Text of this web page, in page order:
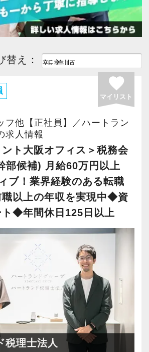
替え：
favorite
マイリスト
フ他【正社員】／ハートラン
求人情報
ント大阪オフィス＞税務会
部候補) 月給60万円以上
ブ！業界経験のある転職
職以上の年収を実現中◆資
ト◆年間休日125日以上
税理士法人